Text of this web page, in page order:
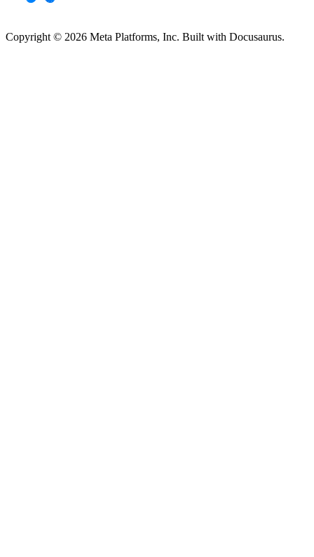
Copyright © 2026 Meta Platforms, Inc. Built with Docusaurus.